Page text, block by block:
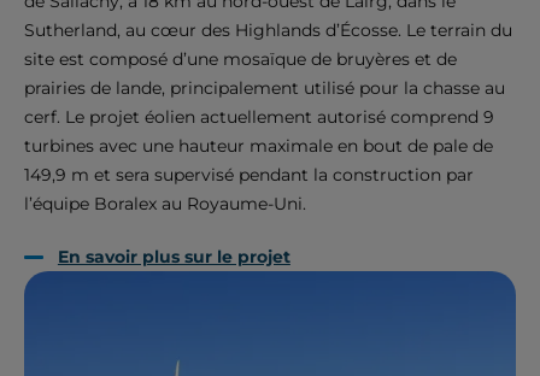
Sutherland, au cœur des Highlands d’Écosse. Le terrain du
site est composé d’une mosaïque de bruyères et de
prairies de lande, principalement utilisé pour la chasse au
cerf. Le projet éolien actuellement autorisé comprend 9
turbines avec une hauteur maximale en bout de pale de
149,9 m et sera supervisé pendant la construction par
l’équipe Boralex au Royaume-Uni.
En savoir plus sur le projet